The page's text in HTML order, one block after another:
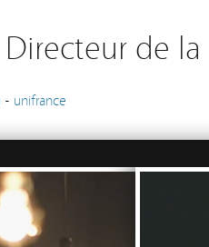
de
- unifrance